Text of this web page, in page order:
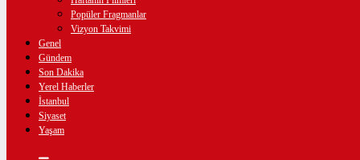
Popüler Fragmanlar
Vizyon Takvimi
Genel
Gündem
Son Dakika
Yerel Haberler
İstanbul
Siyaset
Yaşam